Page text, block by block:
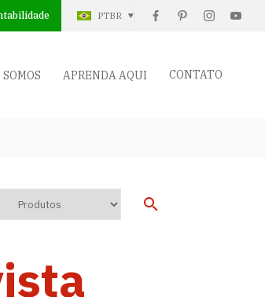
PTBR
APRENDA AQUI CONTATO